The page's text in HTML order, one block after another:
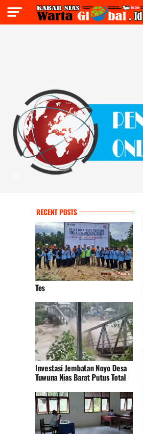
RECENT POSTS
Tes
Investasi Jembatan Noyo Desa
Tuwuna Nias Barat Putus Total